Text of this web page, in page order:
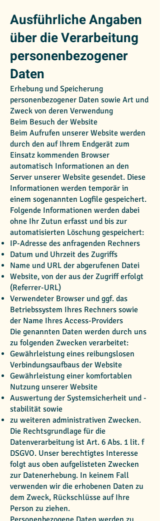
Ausführliche Angaben
über die Verarbeitung
personenbezogener
Daten
Erhebung und Speicherung
personenbezogener Daten sowie Art und
Zweck von deren Verwendung
Beim Besuch der Website
Beim Aufrufen unserer Website werden
durch den auf Ihrem Endgerät zum
Einsatz kommenden Browser
automatisch Informationen an den
Server unserer Website gesendet. Diese
Informationen werden temporär in
einem sogenannten Logfile gespeichert.
Folgende Informationen werden dabei
ohne Ihr Zutun erfasst und bis zur
automatisierten Löschung gespeichert:
IP-Adresse des anfragenden Rechners
Datum und Uhrzeit des Zugriffs
Name und URL der abgerufenen Datei
Website, von der aus der Zugriff erfolgt
(Referrer-URL)
Verwendeter Browser und ggf. das
Betriebssystem Ihres Rechners sowie
der Name Ihres Access-Providers
Die genannten Daten werden durch uns
zu folgenden Zwecken verarbeitet:
Gewährleistung eines reibungslosen
Verbindungsaufbaus der Website
Gewährleistung einer komfortablen
Nutzung unserer Website
Auswertung der Systemsicherheit und -
stabilität sowie
zu weiteren administrativen Zwecken.
Die Rechtsgrundlage für die
Datenverarbeitung ist Art. 6 Abs. 1 lit. f
DSGVO. Unser berechtigtes Interesse
folgt aus oben aufgelisteten Zwecken
zur Datenerhebung. In keinem Fall
verwenden wir die erhobenen Daten zu
dem Zweck, Rückschlüsse auf Ihre
Person zu ziehen.